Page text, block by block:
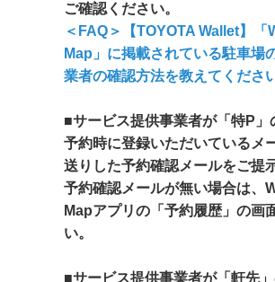
ご確認ください。
＜FAQ＞【TOYOTA Wallet】
Map」に掲載されている駐車場
業者の確認方法を教えてくださ
■サービス提供事業者が「特P」
予約時に登録いただいているメ
送りした予約確認メールをご提
予約確認メールが無い場合は、
Mapアプリの「予約履歴」の画
い。
■サービス提供事業者が「軒先